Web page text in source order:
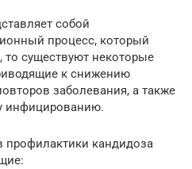
собой
процесс, который
то существуют некоторые
к снижению
заболевания, а также
инфицированию.
профилактики кандидоза